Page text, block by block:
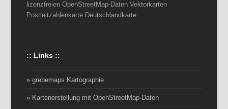
lizenzfreien OpenStreetMap-Daten Vektorkarten
Postleitzahlenkarte Deutschlandkarte
:: Links ::
» grebemaps Kartographie
» Kartenerstellung mit OpenStreetMap-Daten